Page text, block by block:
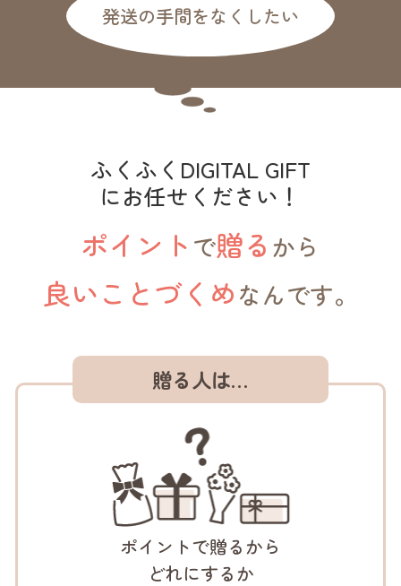
発送の手間をなくしたい
ふくふくDIGITAL GIFT
にお任せください！
ポイント で贈る から
良いことづくめなんです。
贈る人は…
ポイントで贈るから
どれにするか